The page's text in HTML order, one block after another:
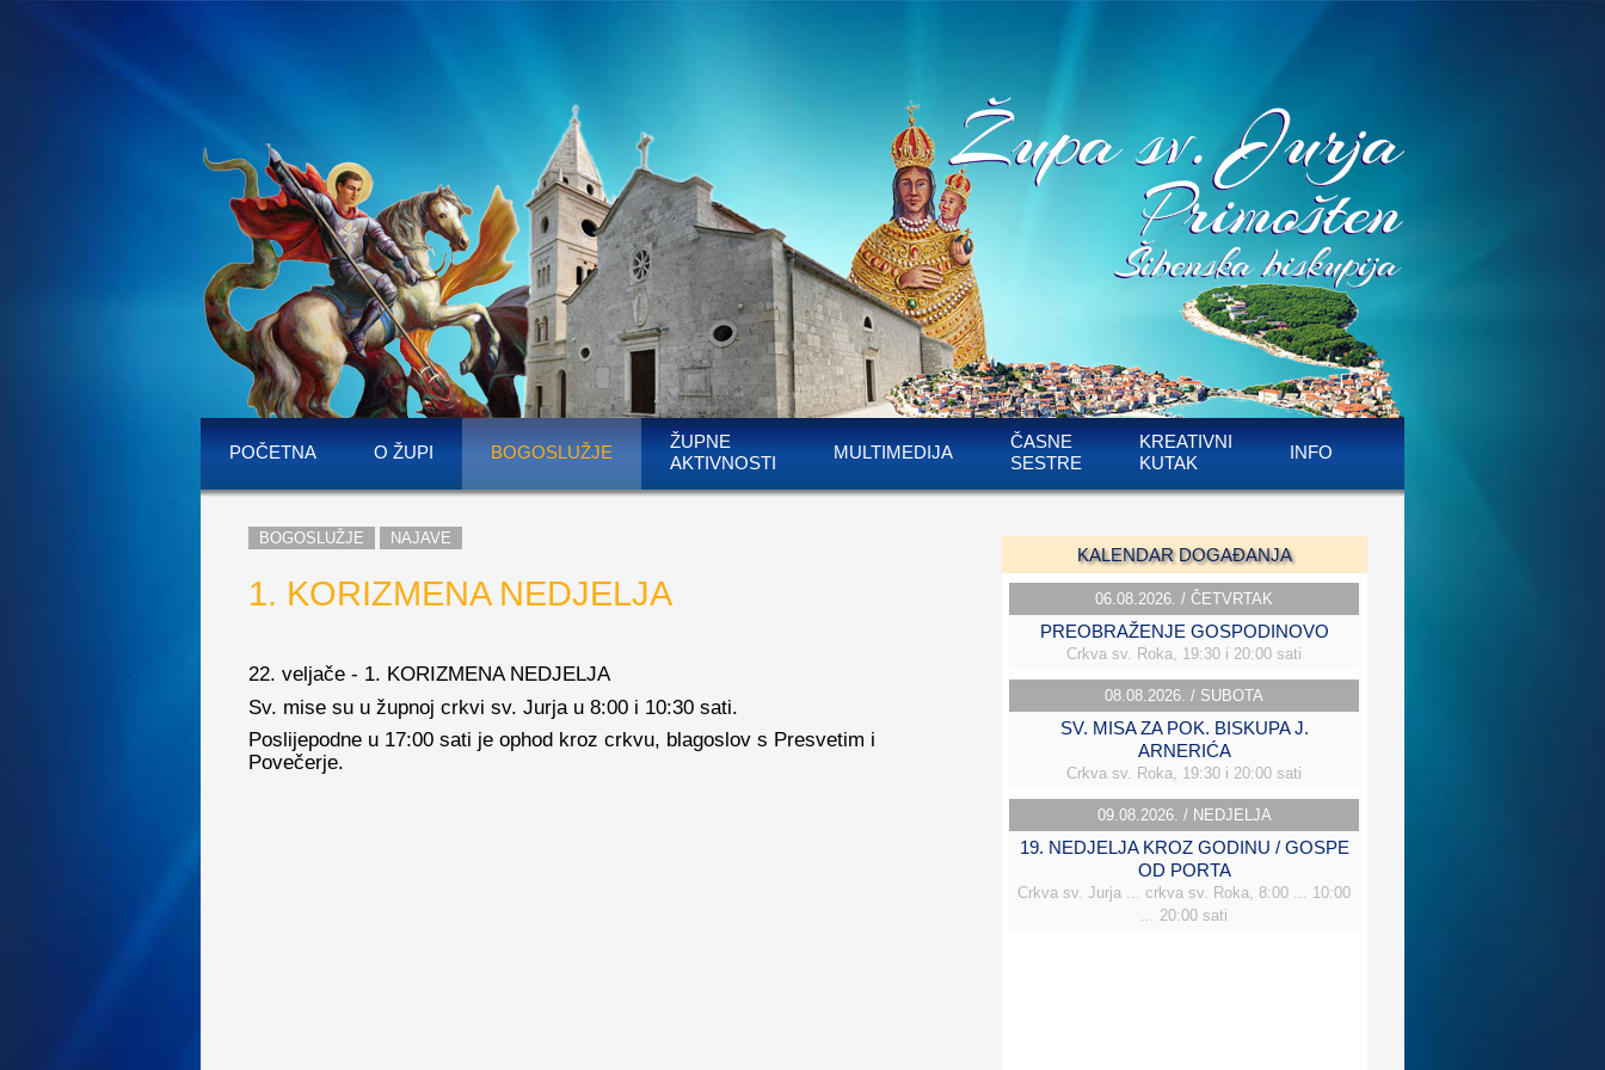
POČETNA O ŽUPI BOGOSLUŽJE
ŽUPNE
AKTIVNOSTI
MULTIMEDIJA
ČASNE
SESTRE
KREATIVNI
KUTAK
INFO
BOGOSLUŽJE NAJAVE
1. KORIZMENA NEDJELJA
22. veljače - 1. KORIZMENA NEDJELJA
Sv. mise su u župnoj crkvi sv. Jurja u 8:00 i 10:30 sati.
Poslijepodne u 17:00 sati je ophod kroz crkvu, blagoslov s Presvetim i
Povečerje.
KALENDAR DOGAĐANJA
06.08.2026. / ČETVRTAK
PREOBRAŽENJE GOSPODINOVO
Crkva sv. Roka, 19:30 i 20:00 sati
08.08.2026. / SUBOTA
SV. MISA ZA POK. BISKUPA J.
ARNERIĆA
Crkva sv. Roka, 19:30 i 20:00 sati
09.08.2026. / NEDJELJA
19. NEDJELJA KROZ GODINU / GOSPE
OD PORTA
Crkva sv. Jurja ... crkva sv. Roka, 8:00 ... 10:00
... 20:00 sati